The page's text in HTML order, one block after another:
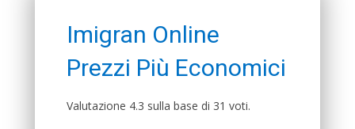
Imigran Online
Prezzi Più Economici
Valutazione 4.3 sulla base di 31 voti.